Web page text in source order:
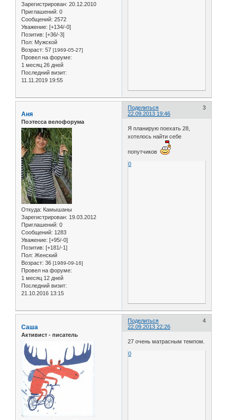
Зарегистрирован: 20.12.2010
Приглашений: 0
Сообщений: 2572
Уважение: [+134/-0]
Позитив: [+36/-3]
Пол: Мужской
Возраст: 57 [1969-05-27]
Провел на форуме:
1 месяц 26 дней
Последний визит:
11.11.2019 19:55
Поделиться
3
22.09.2013 19:46
Аня
Поэтесса велофорума
Откуда: Камышаны
Зарегистрирован: 19.03.2012
Приглашений: 0
Сообщений: 1283
Уважение: [+95/-0]
Позитив: [+181/-1]
Пол: Женский
Возраст: 36 [1989-09-16]
Провел на форуме:
1 месяц 12 дней
Последний визит:
21.10.2016 13:15
Я планирую поехать 28,
хотелось найти себе
попутчиков
0
Поделиться
4
22.09.2013 22:26
Саша
Активист - писатель
27 очень матрасным темпом.
0